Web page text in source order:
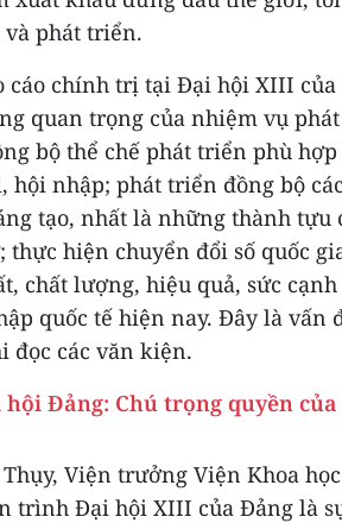
phát triển.
cáo chính trị tại Đại hội XIII
quan trọng của nhiệm vụ
bộ thể chế phát triển phù
nhập; phát triển đồng bộ
tạo, nhất là những thành tựu
hiện chuyển đổi số quốc
chất lượng, hiệu quả, sức
quốc tế hiện nay. Đây là vấn
đọc các văn kiện.
Đảng: Chú trọng quyền
Viện trưởng Viện Khoa
trình Đại hội XIII của Đảng là